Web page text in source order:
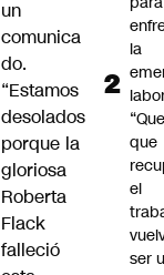
un
comunica
do.
“Estamos
desolados
porque la
gloriosa
Roberta
Flack
falleció
la
que
el
ser